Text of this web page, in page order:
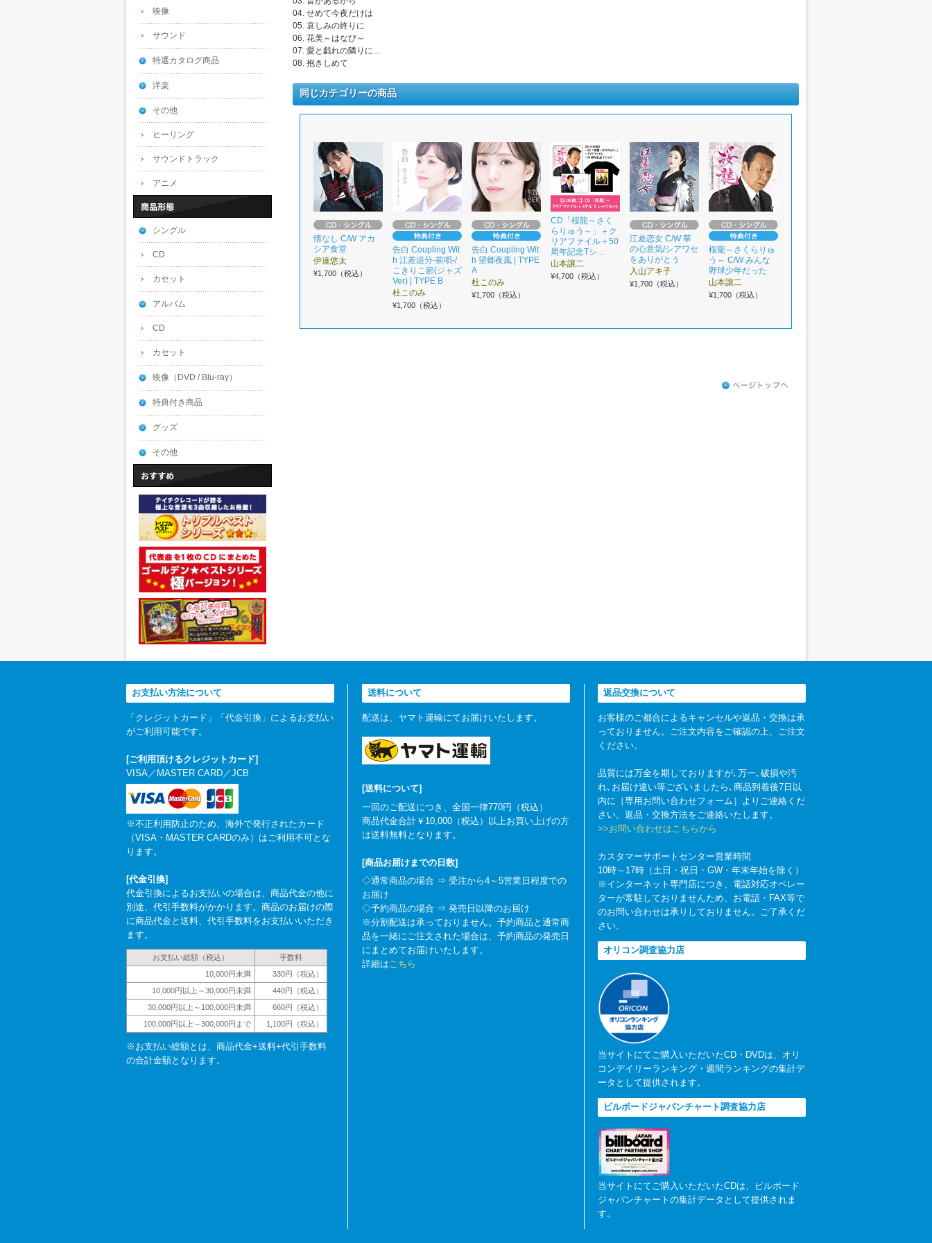
04. せめて今夜だけは
05. 哀しみの終りに
06. 花美～はなび～
07. 愛と戯れの隣りに…
08. 抱きしめて
同じカテゴリーの商品
情なし C/W アカ
シア食堂
伊達悠太
¥1,700（税込）
告白 Coupling Wit
h 江差追分-前唄-/
こきりこ節(ジャズ
Ver) | TYPE B
杜このみ
¥1,700（税込）
告白 Coupling Wit
h 望郷夜風 | TYPE
A
杜このみ
¥1,700（税込）
CD「桜龍～さく
らりゅう～」＋ク
リアファイル＋50
周年記念Tシ...
山本譲二
¥4,700（税込）
江差恋女 C/W 華
の心意気/シアワセ
をありがとう
入山アキ子
¥1,700（税込）
桜龍～さくらりゅ
う～ C/W みんな
野球少年だった
山本譲二
¥1,700（税込）
映像
サウンド
特選カタログ商品
洋楽
その他
ヒーリング
サウンドトラック
アニメ
シングル
CD
カセット
アルバム
CD
カセット
映像（DVD / Blu-ray）
特典付き商品
グッズ
その他
お支払い方法について
「クレジットカード」「代金引換」によるお支払い
がご利用可能です。
[ご利用頂けるクレジットカード]
VISA／MASTER CARD／JCB
※不正利用防止のため、海外で発行されたカード
（VISA・MASTER CARDのみ）はご利用不可とな
ります。
[代金引換]
代金引換によるお支払いの場合は、商品代金の他に
別途、代引手数料がかかります。商品のお届けの際
に商品代金と送料、代引手数料をお支払いいただき
ます。
お支払い総額（税込）
手数料
10,000円未満
330円（税込）
10,000円以上～30,000円未満
440円（税込）
30,000円以上～100,000円未満
660円（税込）
100,000円以上～300,000円まで
1,100円（税込）
※お支払い総額とは、商品代金+送料+代引手数料
の合計金額となります。
送料について
配送は、ヤマト運輸にてお届けいたします。
[送料について]
一回のご配送につき、全国一律770円（税込）
商品代金合計￥10,000（税込）以上お買い上げの方
は送料無料となります。
[商品お届けまでの日数]
◇通常商品の場合 ⇒ 受注から4～5営業日程度での
お届け
◇予約商品の場合 ⇒ 発売日以降のお届け
※分割配送は承っておりません。予約商品と通常商
品を一緒にご注文された場合は、予約商品の発売日
にまとめてお届けいたします。
詳細はこちら
返品交換について
お客様のご都合によるキャンセルや返品・交換は承
っておりません。ご注文内容をご確認の上、ご注文
ください。
品質には万全を期しておりますが､万一､破損や汚
れ､お届け違い等ございましたら､商品到着後7日以
内に［専用お問い合わせフォーム］よりご連絡くだ
さい。返品・交換方法をご連絡いたします。
>>お問い合わせはこちらから
カスタマーサポートセンター営業時間
10時～17時（土日・祝日・GW・年末年始を除く）
※インターネット専門店につき、電話対応オペレー
ターが常駐しておりませんため、お電話・FAX等で
のお問い合わせは承りしておりません。ご了承くだ
さい。
オリコン調査協力店
当サイトにてご購入いただいたCD・DVDは、オリ
コンデイリーランキング・週間ランキングの集計デ
ータとして提供されます。
ビルボードジャパンチャート調査協力店
当サイトにてご購入いただいたCDは、ビルボード
ジャパンチャートの集計データとして提供されま
す。